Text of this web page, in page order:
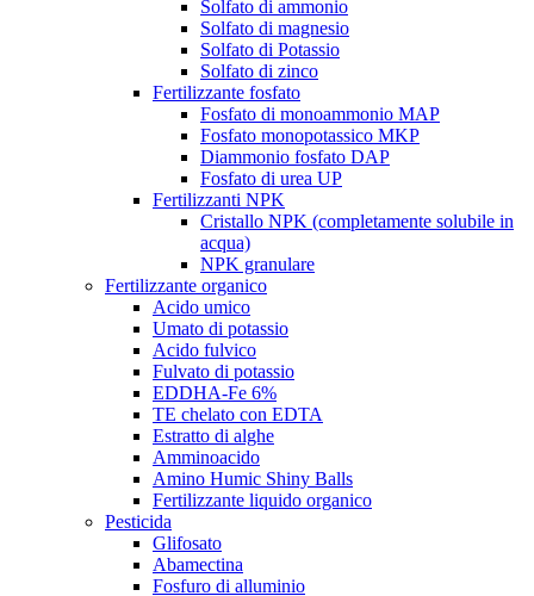
Solfato di ammonio
Solfato di magnesio
Solfato di Potassio
Solfato di zinco
Fertilizzante fosfato
Fosfato di monoammonio MAP
Fosfato monopotassico MKP
Diammonio fosfato DAP
Fosfato di urea UP
Fertilizzanti NPK
Cristallo NPK (completamente solubile in
acqua)
NPK granulare
Fertilizzante organico
Acido umico
Umato di potassio
Acido fulvico
Fulvato di potassio
EDDHA-Fe 6%
TE chelato con EDTA
Estratto di alghe
Amminoacido
Amino Humic Shiny Balls
Fertilizzante liquido organico
Pesticida
Glifosato
Abamectina
Fosfuro di alluminio